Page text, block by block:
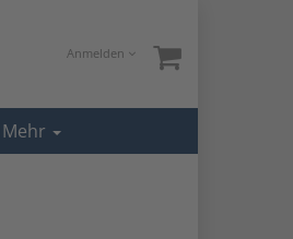
Anmelden
Mehr